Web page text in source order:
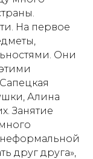
На первое
Они
Алина
Занятие
друг друга»,